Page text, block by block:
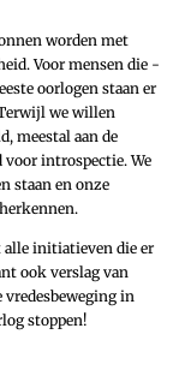
worden met
Voor mensen die
oorlogen staan er
we willen
meestal aan de
voor introspectie. We
staan en onze
alle initiatieven die er
ook verslag van
vredesbeweging in
stoppen!